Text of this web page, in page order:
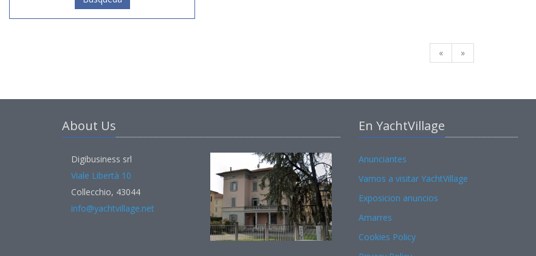
« »
About Us
Digibusiness srl
Viale Libertà 10
Collecchio, 43044
info@yachtvillage.net
En YachtVillage
Anunciantes
Vamos a visitar YachtVillage
Exposicion anuncios
Amarres
Cookies Policy